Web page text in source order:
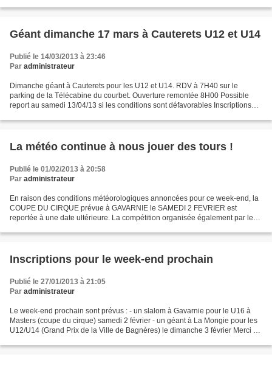
Géant dimanche 17 mars à Cauterets U12 et U14
Publié le 14/03/2013 à 23:46
Par administrateur
Dimanche géant à Cauterets pour les U12 et U14. RDV à 7H40 sur le
parking de la Télécabine du courbet. Ouverture remontée 8H00 Possible
report au samedi 13/04/13 si les conditions sont défavorables Inscriptions
La météo continue à nous jouer des tours !
Publié le 01/02/2013 à 20:58
Par administrateur
En raison des conditions météorologiques annoncées pour ce week-end, la
COUPE DU CIRQUE prévue à GAVARNIE le SAMEDI 2 FEVRIER est
reportée à une date ultérieure. La compétition organisée également par le
Inscriptions pour le week-end prochain
Publié le 27/01/2013 à 21:05
Par administrateur
Le week-end prochain sont prévus : - un slalom à Gavarnie pour le U16 à
Masters (coupe du cirque) samedi 2 février - un géant à La Mongie pour les
U12/U14 (Grand Prix de la Ville de Bagnères) le dimanche 3 février Merci de